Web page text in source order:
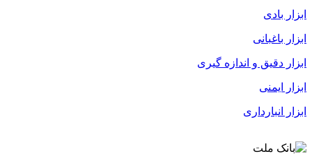
ابزار بادی
ابزار باغبانی
ابزار دقیق و اندازه گیری
ابزار ایمنی
ابزار انبارداری